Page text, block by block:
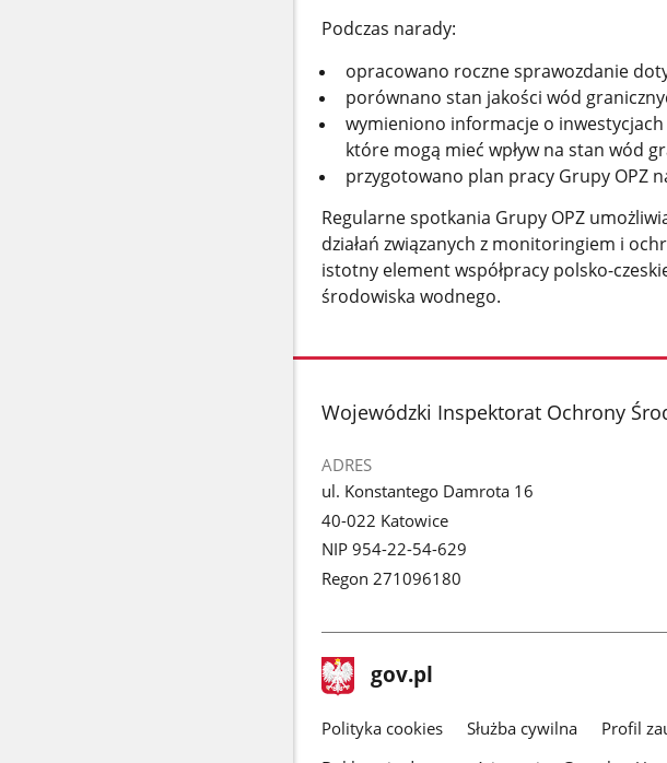
Podczas narady:
opracowano roczne sprawozdanie
porównano stan jakości wód
wymieniono informacje o
które mogą mieć wpływ na stan wód
przygotowano plan pracy Grupy OPZ
Regularne spotkania Grupy OPZ
działań związanych z monitoringiem i
istotny element współpracy polsko-
środowiska wodnego.
stopka
Wojewódzki Inspektorat Ochrony
ADRES
ul. Konstantego Damrota 16
40-022 Katowice
NIP 954-22-54-629
Regon 271096180
stopka
gov.pl Strona
gov.pl
gov.pl
Polityka cookies Służba cywilna Profil